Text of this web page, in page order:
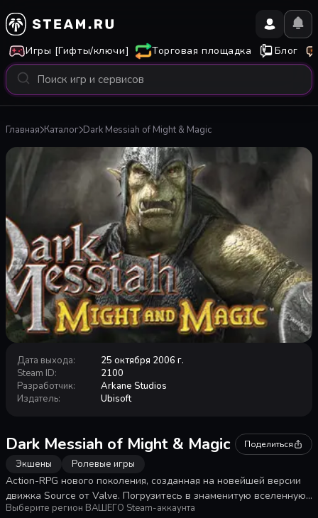
Игры [Гифты/ключи] Торговая площадка Блог
Главная Каталог Dark Messiah of Might & Magic
Дата выхода:
25 октября 2006 г.
Steam ID:
2100
Разработчик:
Arkane Studios
Издатель: Ubisoft
Dark Messiah of Might & Magic Поделиться
Экшены Ролевые игры
Action-RPG нового поколения, созданная на новейшей версии
движка Source от Valve. Погрузитесь в знаменитую вселенную
Might &amp; MagicВ®, темный и загадочный мир, где вас ждут
Выберите регион ВАШЕГО Steam-аккаунта